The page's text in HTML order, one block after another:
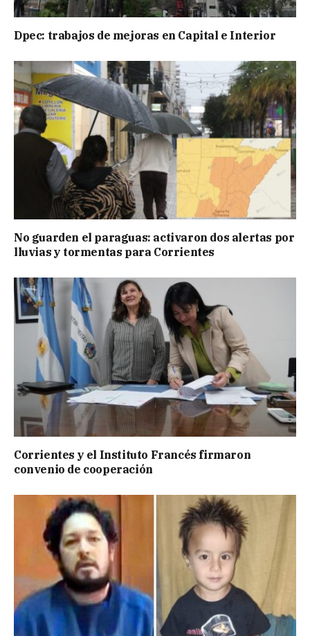
Dpec: trabajos de mejoras en Capital e Interior
No guarden el paraguas: activaron dos alertas por
lluvias y tormentas para Corrientes
Corrientes y el Instituto Francés firmaron
convenio de cooperación